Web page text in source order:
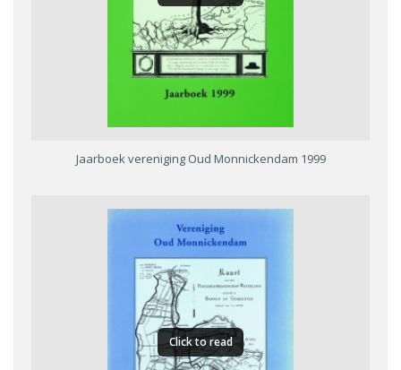
Jaarboek vereniging Oud Monnickendam 1999
Click to read